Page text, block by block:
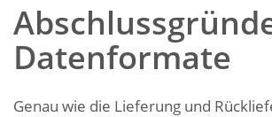
Datenformate
Genau wie die Lieferung und